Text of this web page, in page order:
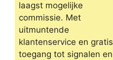
laagst mogelijke
commissie. Met
uitmuntende
klantenservice en gratis
toegang tot signalen en